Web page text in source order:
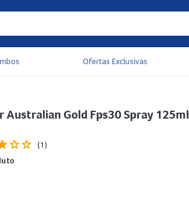
Acessos rápidos do cabeçalho
Ofertas Exclusivas
Australian Gold Fps30 Spray 125ml
starstar (1)